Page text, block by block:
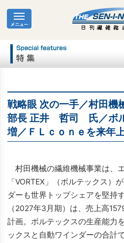
戦略眼 次の一手／村田機
部長 正井 哲司 氏／ボ
増／ＦＬｃｏｎｅを来年
村田機械の繊維機械事業は、
「VORTEX」（ボルテックス）
ダーも世界トップシェアを堅持
（2027年3月期）は、売上高
計画。ボルテックスの生産能力
ックスと自動ワインダーの合計